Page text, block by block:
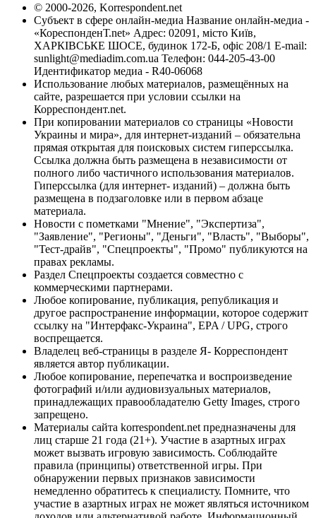
© 2000-2026, Korrespondent.net
Субъект в сфере онлайн-медиа Название онлайн-медиа -
«КореспонденТ.net» Адрес: 02091, місто Київ,
ХАРКІВСЬКЕ ШОСЕ, будинок 172-Б, офіс 208/1 E-mail:
sunlight@mediadim.com.ua Телефон: 044-205-43-00
Идентификатор медиа - R40-06068
Использование любых материалов, размещённых на
сайте, разрешается при условии ссылки на
Корреспондент.net.
При копировании материалов со страницы «Новости
Украины и мира», для интернет-изданий – обязательна
прямая открытая для поисковых систем гиперссылка.
Ссылка должна быть размещена в независимости от
полного либо частичного использования материалов.
Гиперссылка (для интернет- изданий) – должна быть
размещена в подзаголовке или в первом абзаце
материала.
Новости с пометками "Мнение", "Экспертиза",
"Заявление", "Регионы", "Деньги", "Власть", "Выборы",
"Тест-драйв", "Спецпроекты", "Промо" публикуются на
правах рекламы.
Раздел Спецпроекты создается совместно с
коммерческими партнерами.
Любое копирование, публикация, републикация и
другое распространение информации, которое содержит
ссылку на "Интерфакс-Украина", EPA / UPG, строго
воспрещается.
Владелец веб-страницы в разделе Я- Корреспондент
является автор публикации.
Любое копирование, перепечатка и воспроизведение
фотографий и/или аудиовизуальных материалов,
принадлежащих правообладателю Getty Images, строго
запрещено.
Материалы сайта korrespondent.net предназначены для
лиц старше 21 года (21+). Участие в азартных играх
может вызвать игровую зависимость. Соблюдайте
правила (принципы) ответственной игры. При
обнаружении первых признаков зависимости
немедленно обратитесь к специалисту. Помните, что
участие в азартных играх не может являться источником